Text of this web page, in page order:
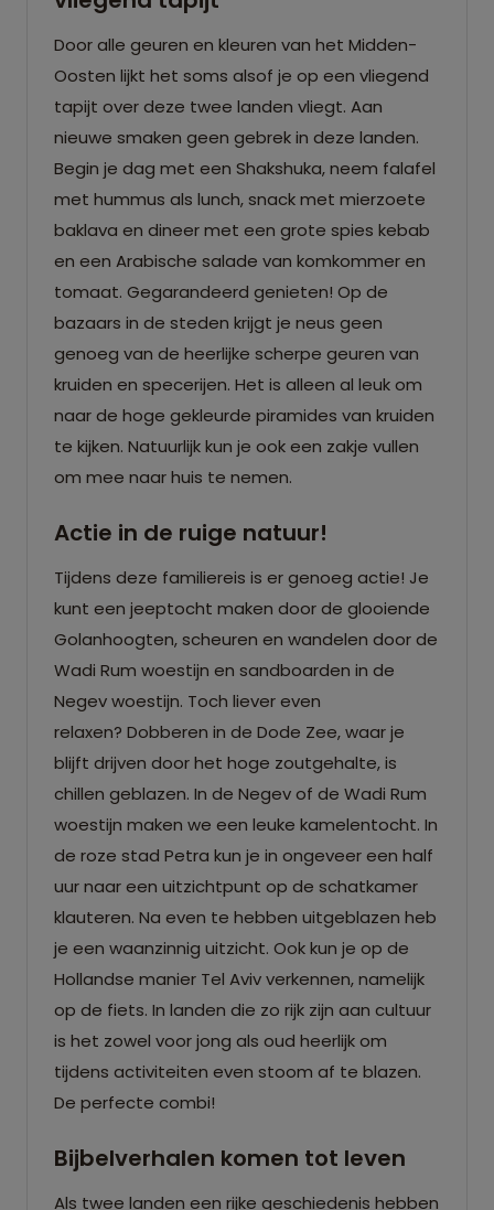
Door alle geuren en kleuren van het Midden-
Oosten lijkt het soms alsof je op een vliegend
tapijt over deze twee landen vliegt. Aan
nieuwe smaken geen gebrek in deze landen.
Begin je dag met een Shakshuka, neem falafel
met hummus als lunch, snack met mierzoete
baklava en dineer met een grote spies kebab
en een Arabische salade van komkommer en
tomaat. Gegarandeerd genieten! Op de
bazaars in de steden krijgt je neus geen
genoeg van de heerlijke scherpe geuren van
kruiden en specerijen. Het is alleen al leuk om
naar de hoge gekleurde piramides van kruiden
te kijken. Natuurlijk kun je ook een zakje vullen
om mee naar huis te nemen.
Actie in de ruige natuur!
Tijdens deze familiereis is er genoeg actie! Je
kunt een jeeptocht maken door de glooiende
Golanhoogten, scheuren en wandelen door de
Wadi Rum woestijn en sandboarden in de
Negev woestijn. Toch liever even
relaxen? Dobberen in de Dode Zee, waar je
blijft drijven door het hoge zoutgehalte, is
chillen geblazen. In de Negev of de Wadi Rum
woestijn maken we een leuke kamelentocht. In
de roze stad Petra kun je in ongeveer een half
uur naar een uitzichtpunt op de schatkamer
klauteren. Na even te hebben uitgeblazen heb
je een waanzinnig uitzicht. Ook kun je op de
Hollandse manier Tel Aviv verkennen, namelijk
op de fiets. In landen die zo rijk zijn aan cultuur
is het zowel voor jong als oud heerlijk om
tijdens activiteiten even stoom af te blazen.
De perfecte combi!
Bijbelverhalen komen tot leven
Als twee landen een rijke geschiedenis hebben